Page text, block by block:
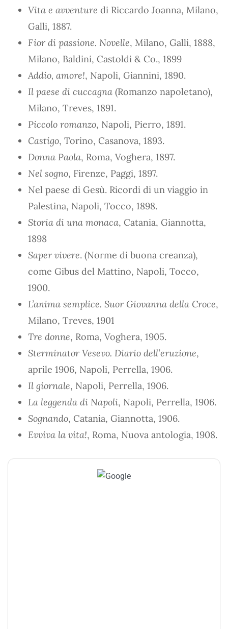
Vita e avventure di Riccardo Joanna, Milano,
Galli, 1887.
Fior di passione. Novelle, Milano, Galli, 1888,
Milano, Baldini, Castoldi & Co., 1899
Addio, amore!, Napoli, Giannini, 1890.
Il paese di cuccagna (Romanzo napoletano),
Milano, Treves, 1891.
Piccolo romanzo, Napoli, Pierro, 1891.
Castigo, Torino, Casanova, 1893.
Donna Paola, Roma, Voghera, 1897.
Nel sogno, Firenze, Paggi, 1897.
Nel paese di Gesù. Ricordi di un viaggio in
Palestina, Napoli, Tocco, 1898.
Storia di una monaca, Catania, Giannotta,
1898
Saper vivere. (Norme di buona creanza),
come Gibus del Mattino, Napoli, Tocco,
1900.
L’anima semplice. Suor Giovanna della Croce,
Milano, Treves, 1901
Tre donne, Roma, Voghera, 1905.
Sterminator Vesevo. Diario dell’eruzione,
aprile 1906, Napoli, Perrella, 1906.
Il giornale, Napoli, Perrella, 1906.
La leggenda di Napoli, Napoli, Perrella, 1906.
Sognando, Catania, Giannotta, 1906.
Evviva la vita!, Roma, Nuova antologia, 1908.